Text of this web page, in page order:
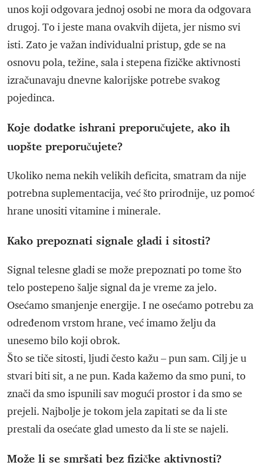
unos koji odgovara jednoj osobi ne mora da odgovara
drugoj. To i jeste mana ovakvih dijeta, jer nismo svi
isti. Zato je važan individualni pristup, gde se na
osnovu pola, težine, sala i stepena fizičke aktivnosti
izračunavaju dnevne kalorijske potrebe svakog
pojedinca.
Koje dodatke ishrani preporučujete, ako ih
uopšte preporučujete?
Ukoliko nema nekih velikih deficita, smatram da nije
potrebna suplementacija, već što prirodnije, uz pomoć
hrane unositi vitamine i minerale.
Kako prepoznati signale gladi i sitosti?
Signal telesne gladi se može prepoznati po tome što
telo postepeno šalje signal da je vreme za jelo.
Osećamo smanjenje energije. I ne osećamo potrebu za
određenom vrstom hrane, već imamo želju da
unesemo bilo koji obrok.
Što se tiče sitosti, ljudi često kažu – pun sam. Cilj je u
stvari biti sit, a ne pun. Kada kažemo da smo puni, to
znači da smo ispunili sav mogući prostor i da smo se
prejeli. Najbolje je tokom jela zapitati se da li ste
prestali da osećate glad umesto da li ste se najeli.
Može li se smršati bez fizičke aktivnosti?